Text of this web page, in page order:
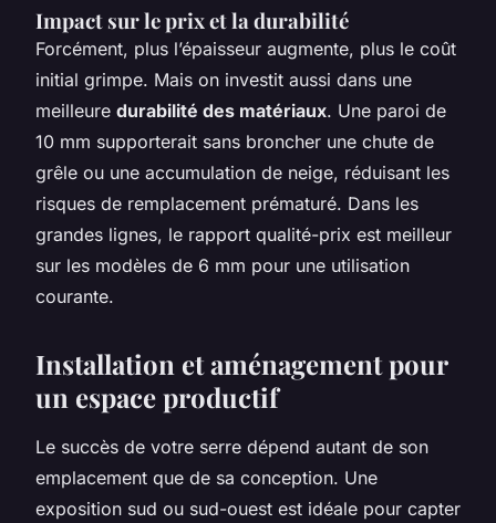
Impact sur le prix et la durabilité
Forcément, plus l’épaisseur augmente, plus le coût
initial grimpe. Mais on investit aussi dans une
meilleure durabilité des matériaux. Une paroi de
10 mm supporterait sans broncher une chute de
grêle ou une accumulation de neige, réduisant les
risques de remplacement prématuré. Dans les
grandes lignes, le rapport qualité-prix est meilleur
sur les modèles de 6 mm pour une utilisation
courante.
Installation et aménagement pour
un espace productif
Le succès de votre serre dépend autant de son
emplacement que de sa conception. Une
exposition sud ou sud-ouest est idéale pour capter